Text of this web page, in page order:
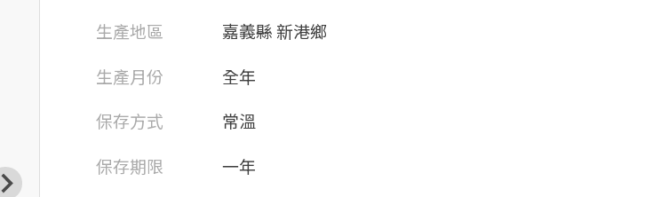
生產地區
嘉義縣 新港鄉
生產月份
全年
保存方式
常溫
保存期限
一年